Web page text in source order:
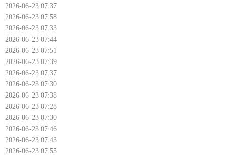
2026-06-23 07:37
2026-06-23 07:58
2026-06-23 07:33
2026-06-23 07:44
2026-06-23 07:51
2026-06-23 07:39
2026-06-23 07:37
2026-06-23 07:30
2026-06-23 07:38
2026-06-23 07:28
2026-06-23 07:30
2026-06-23 07:46
2026-06-23 07:43
2026-06-23 07:55